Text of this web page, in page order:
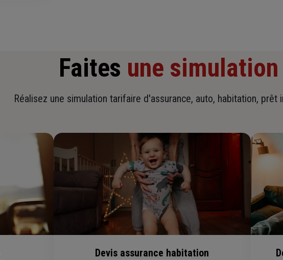
Faites une simulation
Réalisez une simulation tarifaire d'assurance, auto, habitation, prêt
Devis assurance habitation